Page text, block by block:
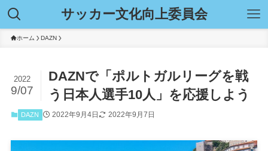
サッカー文化向上委員会
ホーム DAZN
DAZNで「ポルトガルリーグを戦
う日本人選手10人」を応援しよう
2022
9/07
DAZN 2022年9月4日 2022年9月7日